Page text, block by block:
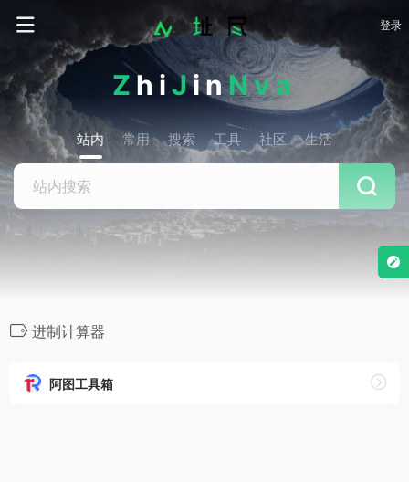
登录
ZhiJinNva
站内 常用 搜索 工具 社区 生活
进制计算器
阿图工具箱